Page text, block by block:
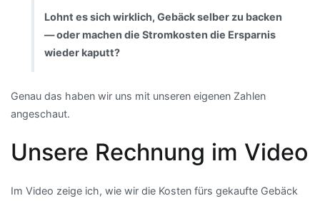
Lohnt es sich wirklich, Gebäck selber zu backen
— oder machen die Stromkosten die Ersparnis
wieder kaputt?
Genau das haben wir uns mit unseren eigenen Zahlen
angeschaut.
Unsere Rechnung im Video
Im Video zeige ich, wie wir die Kosten fürs gekaufte Gebäck